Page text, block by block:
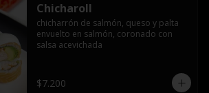
Chicharoll
chicharrón de salmón, queso y palta
envuelto en salmón, coronado con
salsa acevichada
$7.200